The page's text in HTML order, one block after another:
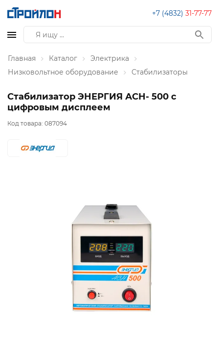
+7 (4832) 31-77-77
Главная Каталог
Электрика
Низковольтное оборудование
Стабилизаторы
Cтабилизатор ЭНЕРГИЯ АСН- 500 с
цифровым дисплеем
Код товара: 087094